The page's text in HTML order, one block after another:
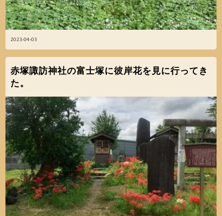
2023-04-03
赤塚諏訪神社の富士塚に彼岸花を見に行ってき
た。